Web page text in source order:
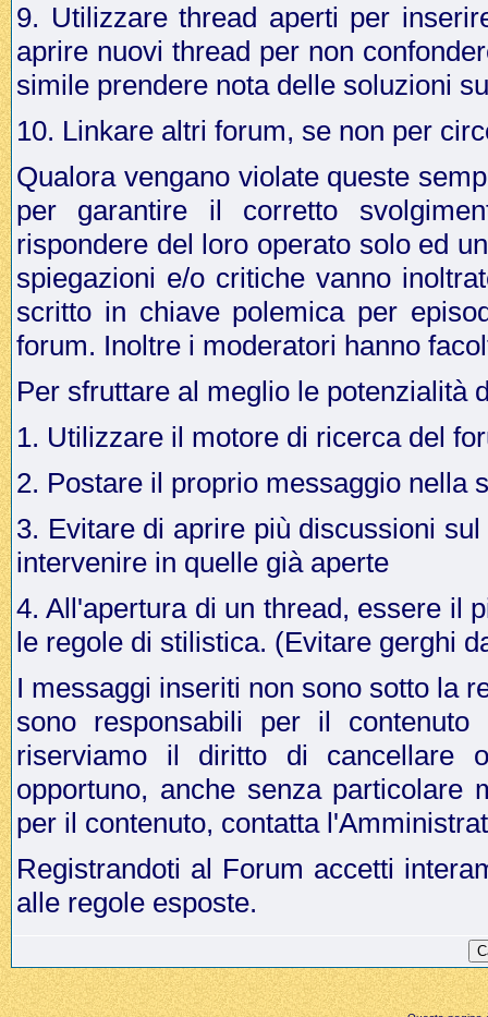
9. Utilizzare thread aperti per
aprire nuovi thread per non
simile prendere nota delle soluzioni
10. Linkare altri forum, se non per
Qualora vengano violate queste
per garantire il corretto
rispondere del loro operato solo ed
spiegazioni e/o critiche vanno
scritto in chiave polemica per
forum. Inoltre i moderatori hanno
Per sfruttare al meglio le potenzialità
1. Utilizzare il motore di ricerca del
2. Postare il proprio messaggio nella
3. Evitare di aprire più discussioni
intervenire in quelle già aperte
4. All'apertura di un thread, essere il
le regole di stilistica. (Evitare gerghi
I messaggi inseriti non sono sotto la
sono responsabili per il
riserviamo il diritto di cancellare
opportuno, anche senza particolare
per il contenuto, contatta
Registrandoti al Forum accetti
alle regole esposte.